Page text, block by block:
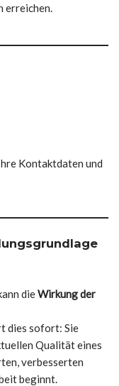
erreichen.
Kontaktdaten und
dieWirkung der
dies sofort: Sie
Qualität eines
verbesserten
beginnt.